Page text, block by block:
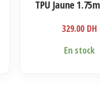
TPU Jaune
329.00 DH
En stock